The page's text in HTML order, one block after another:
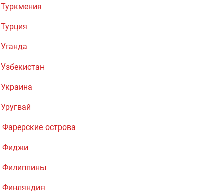
Туркмения
Турция
Уганда
Узбекистан
Украина
Уругвай
Фарерские острова
Фиджи
Филиппины
Финляндия